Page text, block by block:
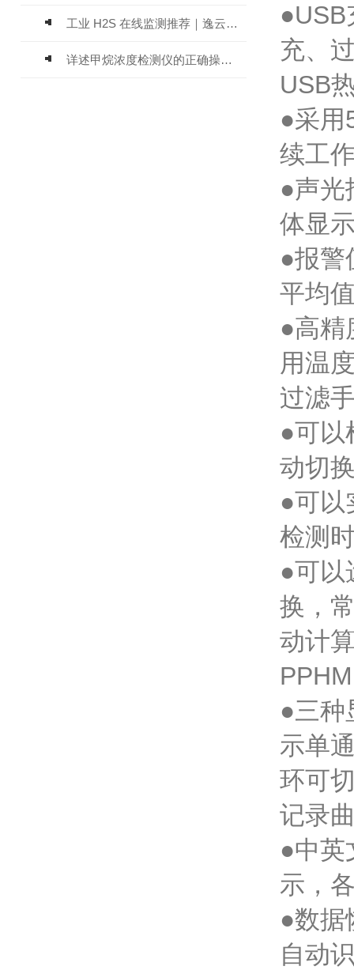
工业 H2S 在线监测推荐｜逸云天 MIC-600-H2S 固定式硫化氢检测仪评测
详述甲烷浓度检测仪的正确操作使用方法
●USB
充、
USB
●采用
续工
●声光
体显
●报警
平均
●高精
用温
过滤
●可以
动切
●可以
检测
●可以
换，
动计
●三种
示单
环可
记录
●中英
示，
●数据
自动